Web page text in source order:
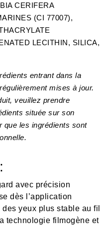
CERIFERA
(CI 77007),
LECITHIN, SILICA,
entrant dans la
mises à jour.
veuillez prendre
située sur son
que les ingrédients sont
avec précision
dès l’application
yeux plus stable au fil
technologie filmogène et